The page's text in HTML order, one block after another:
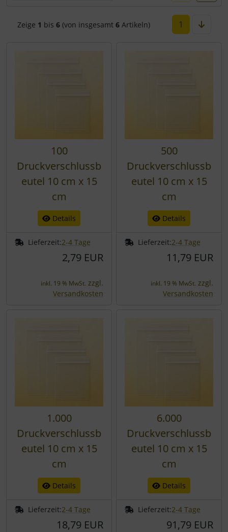
Zeige 1 bis 6(von insgesamt 6Artikeln) 1
100
Druckverschlussb
eutel 10 cm x 15
cm
Details
Lieferzeit:2-4 Tage
2,79 EUR
inkl. 19 % MwSt. zzgl.
Versandkosten
500
Druckverschlussb
eutel 10 cm x 15
cm
Details
Lieferzeit:2-4 Tage
11,79 EUR
inkl. 19 % MwSt. zzgl.
Versandkosten
1.000
Druckverschlussb
eutel 10 cm x 15
cm
Details
Lieferzeit:2-4 Tage
18,79 EUR
6.000
Druckverschlussb
eutel 10 cm x 15
cm
Details
Lieferzeit:2-4 Tage
91,79 EUR